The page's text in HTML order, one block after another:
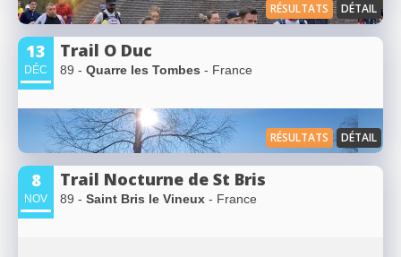
RÉSULTATS DÉTAIL
13
DÉC
Trail O Duc
89 - Quarre les Tombes - France
RÉSULTATS DÉTAIL
8
NOV
Trail Nocturne de St Bris
89 - Saint Bris le Vineux - France